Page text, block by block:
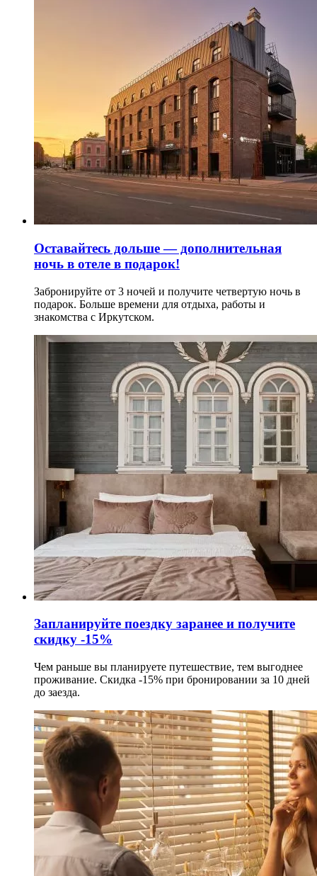
Оставайтесь дольше — дополнительная
ночь в отеле в подарок!
Забронируйте от 3 ночей и получите четвертую ночь в
подарок. Больше времени для отдыха, работы и
знакомства с Иркутском.
Запланируйте поездку заранее и получите
скидку -15%
Чем раньше вы планируете путешествие, тем выгоднее
проживание. Скидка -15% при бронировании за 10 дней
до заезда.